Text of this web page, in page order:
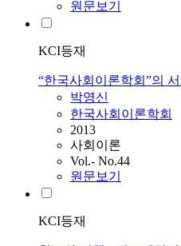
원문보기
KCI등재
“한국사회이론학회”의
박영신
한국사회이론학회
2013
사회이론
Vol.- No.44
원문보기
KCI등재